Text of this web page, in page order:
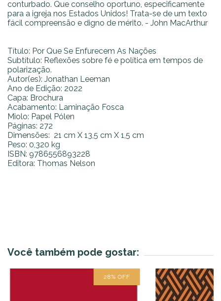
conturbado. Que conselho oportuno, especificamente
para a igreja nos Estados Unidos! Trata-se de um texto
fácil compreensão e digno de mérito. - John MacArthur
Título: Por Que Se Enfurecem As Nações
Subtítulo: Reflexões sobre fé e política em tempos de
polarização.
Autor(es): Jonathan Leeman
Ano de Edição: 2022
Capa: Brochura
Acabamento: Laminação Fosca
Miolo: Papel Pólen
Páginas: 272
Dimensões: 21 cm X 13,5 cm X 1,5 cm
Peso: 0,320 kg
ISBN: 9786556893228
Editora: Thomas Nelson
Você também pode gostar:
28%OFF